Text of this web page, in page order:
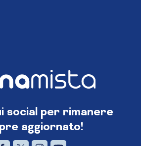
social per rimanere
aggiornato!